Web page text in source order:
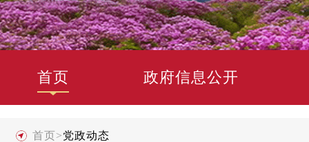
首页 政府信息公开
首页>党政动态